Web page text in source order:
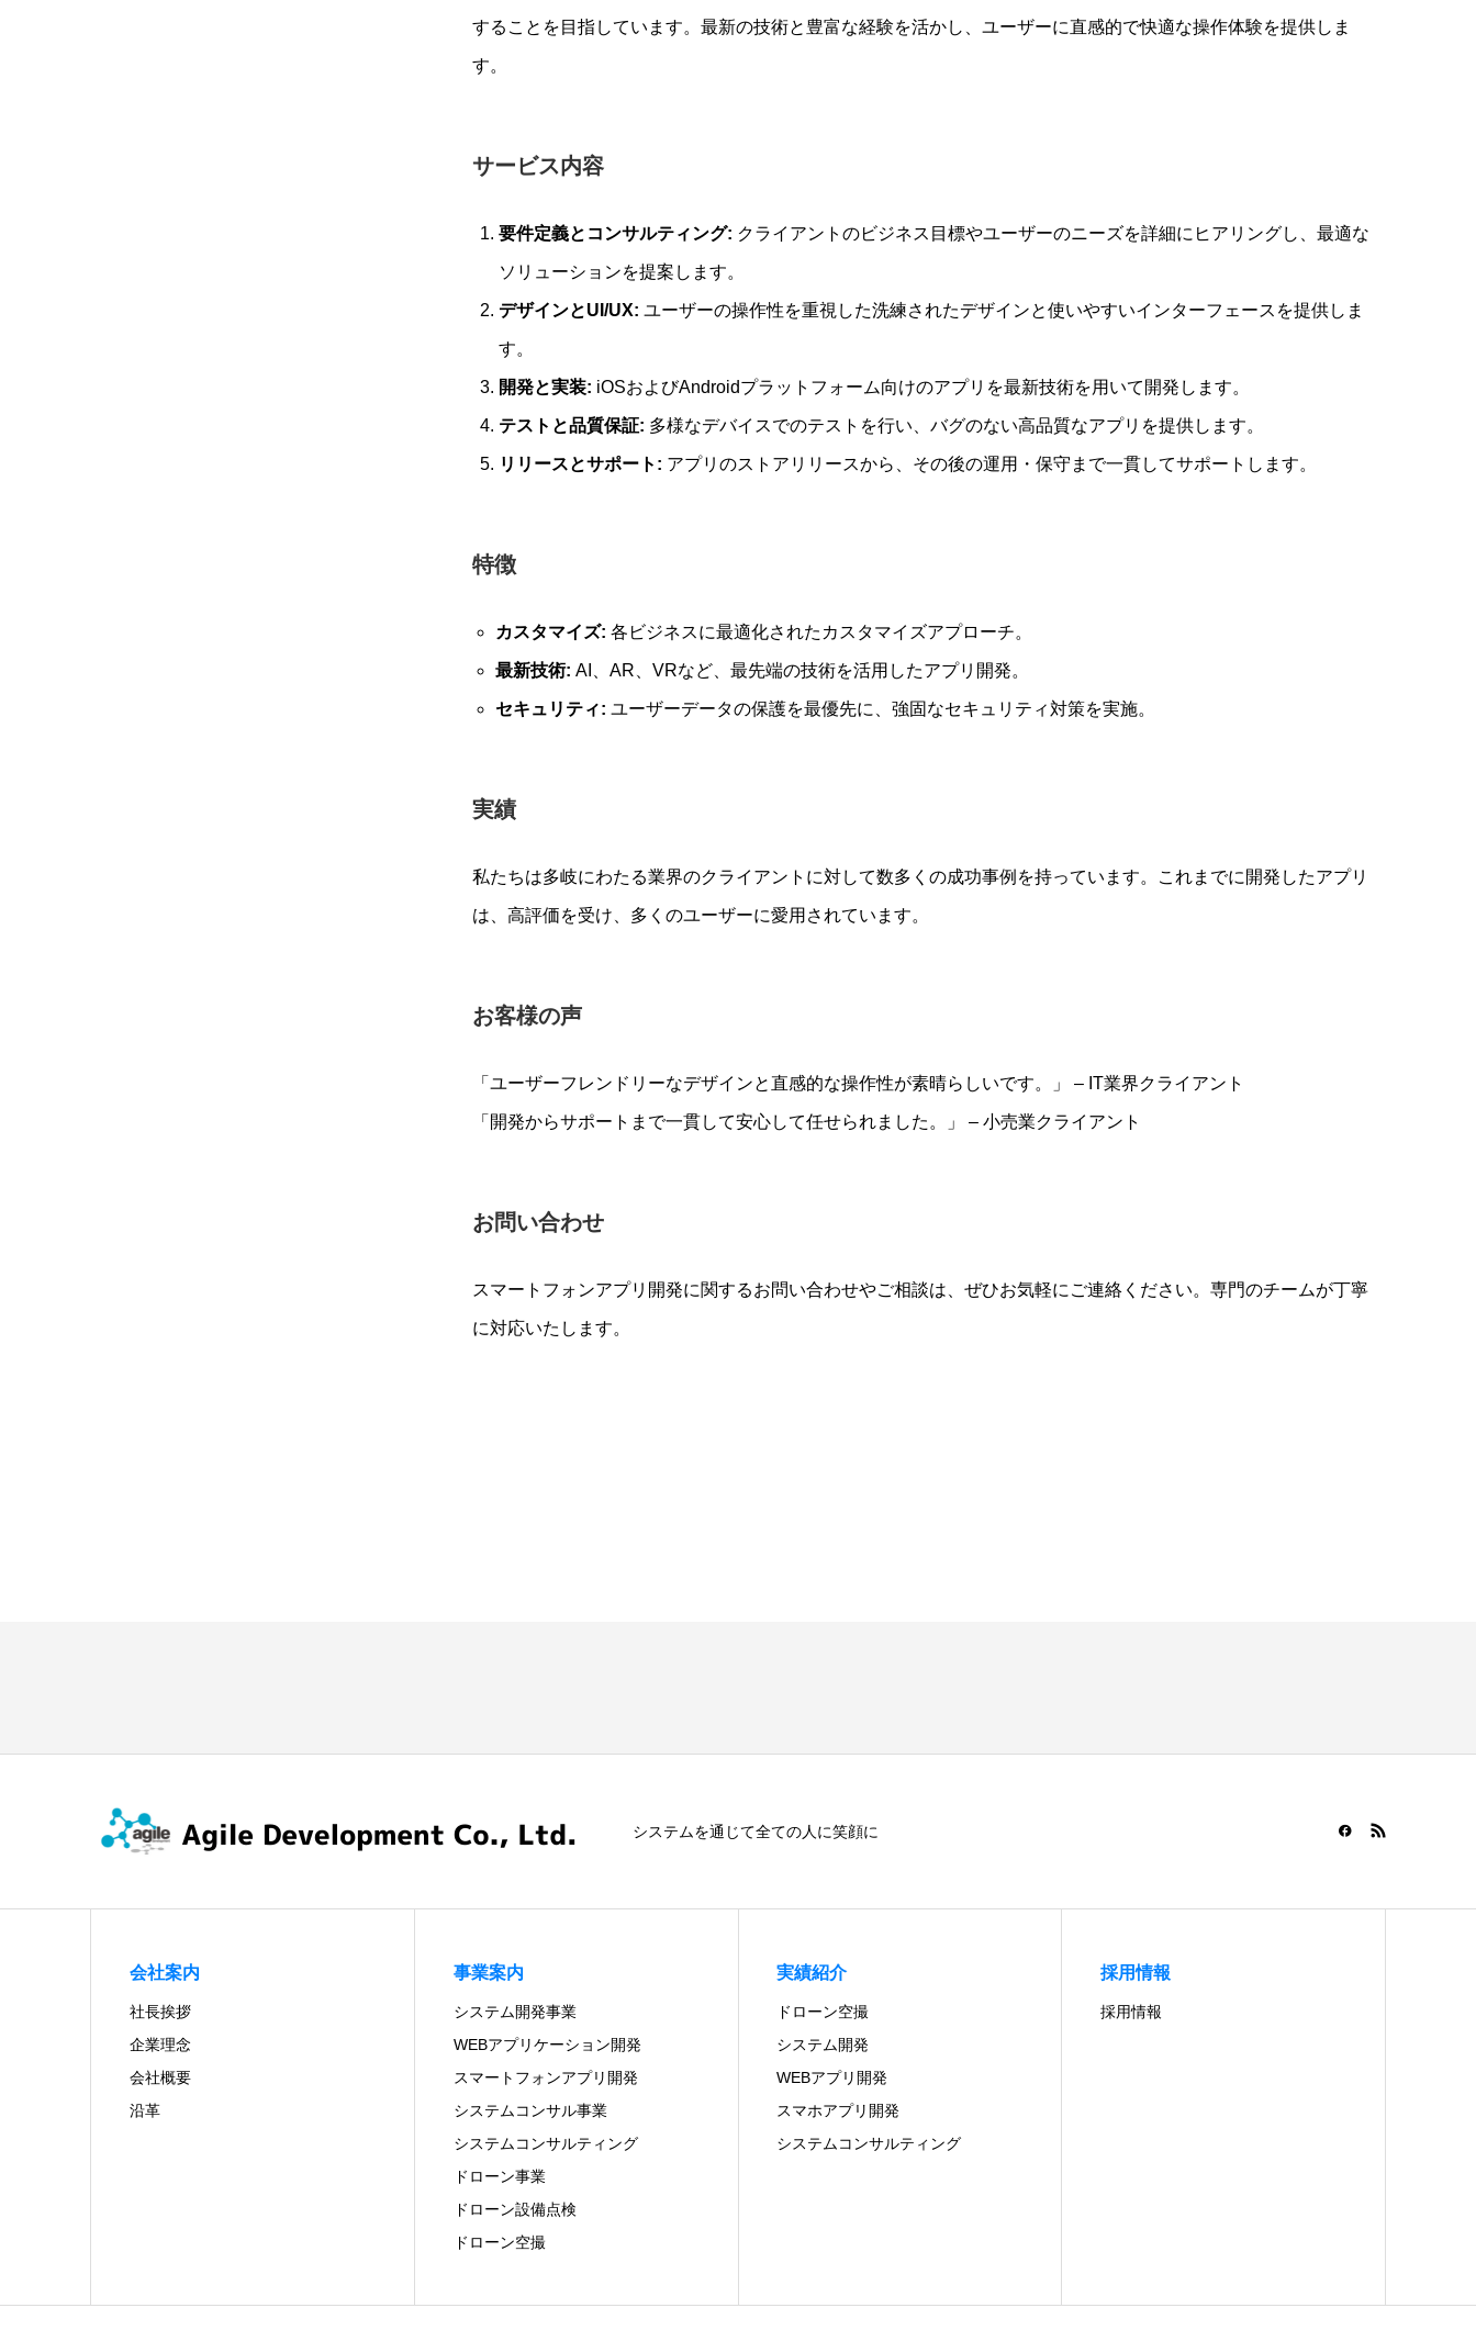
することを目指しています。最新の技術と豊富な経験を活かし、ユーザーに直感的で快適な操作体験を提供しま
す。
サービス内容
要件定義とコンサルティング: クライアントのビジネス目標やユーザーのニーズを詳細にヒアリングし、最適な
ソリューションを提案します。
デザインとUI/UX: ユーザーの操作性を重視した洗練されたデザインと使いやすいインターフェースを提供しま
す。
開発と実装: iOSおよびAndroidプラットフォーム向けのアプリを最新技術を用いて開発します。
テストと品質保証: 多様なデバイスでのテストを行い、バグのない高品質なアプリを提供します。
リリースとサポート: アプリのストアリリースから、その後の運用・保守まで一貫してサポートします。
特徴
カスタマイズ: 各ビジネスに最適化されたカスタマイズアプローチ。
最新技術: AI、AR、VRなど、最先端の技術を活用したアプリ開発。
セキュリティ: ユーザーデータの保護を最優先に、強固なセキュリティ対策を実施。
実績
私たちは多岐にわたる業界のクライアントに対して数多くの成功事例を持っています。これまでに開発したアプリ
は、高評価を受け、多くのユーザーに愛用されています。
お客様の声
「ユーザーフレンドリーなデザインと直感的な操作性が素晴らしいです。」 – IT業界クライアント
「開発からサポートまで一貫して安心して任せられました。」 – 小売業クライアント
お問い合わせ
スマートフォンアプリ開発に関するお問い合わせやご相談は、ぜひお気軽にご連絡ください。専門のチームが丁寧
に対応いたします。
システムを通じて全ての人に笑顔に
会社案内
社長挨拶
企業理念
会社概要
沿革
事業案内
システム開発事業
WEBアプリケーション開発
スマートフォンアプリ開発
システムコンサル事業
システムコンサルティング
ドローン事業
ドローン設備点検
ドローン空撮
実績紹介
ドローン空撮
システム開発
WEBアプリ開発
スマホアプリ開発
システムコンサルティング
採用情報
採用情報